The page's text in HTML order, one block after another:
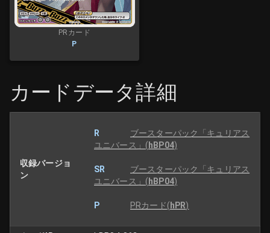
PRカード
P
カードデータ詳細
収録バージョ
ン
R
ブースターパック「キュリアス
ユニバース」 (hBP04)
SR
ブースターパック「キュリアス
ユニバース」 (hBP04)
P PRカード(hPR)